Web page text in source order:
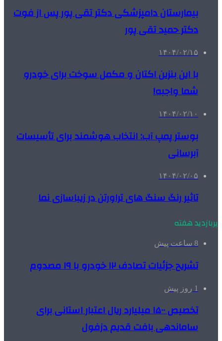
بیمارستان دامپزشکی دکتر تقی پور پس از فوت
دکتر حمید تقی پور
۱۴۰۴/۰۲/۱۵
با این بنزین اکتان و مکمل سوخت برای خودرو
شما واجبه!
۱۴۰۴/۰۲/۱۰
بوستر پمپ آب: انتخاب هوشمند برای تأسیسات
آبرسانی
۱۴۰۴/۰۲/۰۵
تاثیر رنگ سنگ های تراورتن در زیباسازی نما
پربازدید هفته
8 ساعت پیش
تشریح جزئیات تصادف ۱۲ خودرو با ۱۹ مصدوم
1 روز پیش
تخصیص ۱۵۰۰ میلیارد ریال اعتبار استانی برای
ساماندهی بافت قدیم دزفول